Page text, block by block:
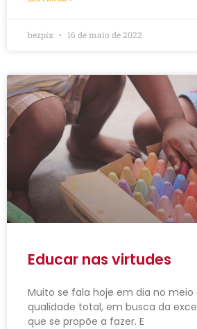
bezpix 16 de maio de 2022
Educar nas virtudes
Muito se fala hoje em dia no
qualidade total, em busca da
que se propõe a fazer. E